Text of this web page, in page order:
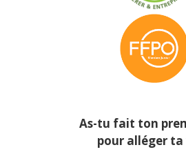
As-tu fait ton
pour alléger ta